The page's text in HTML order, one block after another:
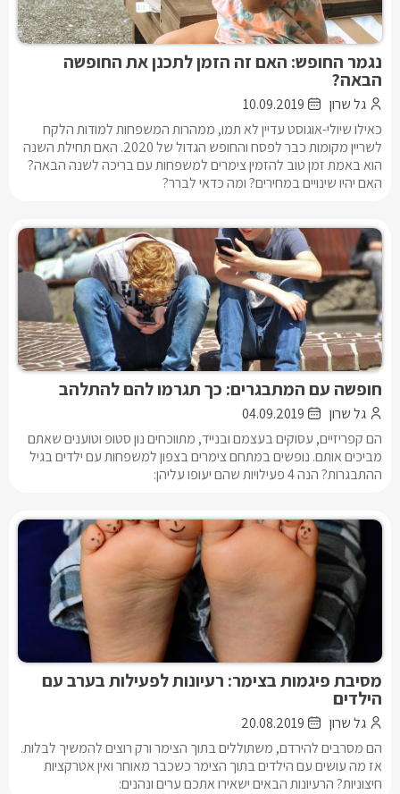
נגמר החופש: האם זה הזמן לתכנן את החופשה
הבאה?
כאילו שיולי-אוגוסט עדיין לא תמו, ממהרות המשפחות למודות הלקח
לשריין מקומות כבר לפסח והחופש הגדול של 2020. האם תחילת השנה
הוא באמת זמן טוב להזמין צימרים למשפחות עם בריכה לשנה הבאה?
האם יהיו שינויים במחירים? ומה כדאי לברר?
גל שרון 10.09.2019
חופשה עם המתבגרים: כך תגרמו להם להתלהב
הם קפריזיים, עסוקים בעצמם ובנייד, מתווכחים נון סטופ וטוענים שאתם
מביכים אותם. נופשים במתחם צימרים בצפון למשפחות עם ילדים בגיל
ההתבגרות? הנה 4 פעילויות שהם יעופו עליהן:
גל שרון 04.09.2019
מסיבת פיגמות בצימר: רעיונות לפעילות בערב עם
הילדים
הם מסרבים להירדם, משתוללים בתוך הצימר ורק רוצים להמשיך לבלות.
אז מה עושים עם הילדים בתוך הצימר כשכבר מאוחר ואין אטרקציות
חיצוניות? הרעיונות הבאים ישאירו אתכם ערים ונהנים:
גל שרון 20.08.2019